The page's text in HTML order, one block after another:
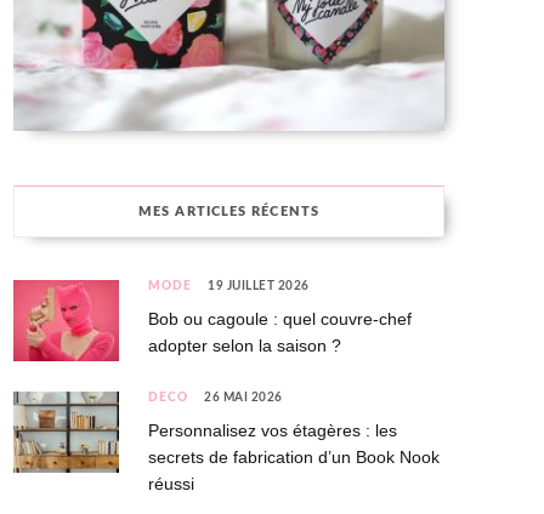
MES ARTICLES RÉCENTS
MODE 19 JUILLET 2026
Bob ou cagoule : quel couvre-chef
adopter selon la saison ?
DÉCO 26 MAI 2026
Personnalisez vos étagères : les
secrets de fabrication d’un Book Nook
réussi